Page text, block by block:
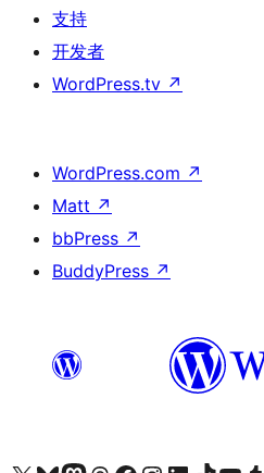
支持
开发者
WordPress.tv ↗
WordPress.com ↗
Matt ↗
bbPress ↗
BuddyPress ↗